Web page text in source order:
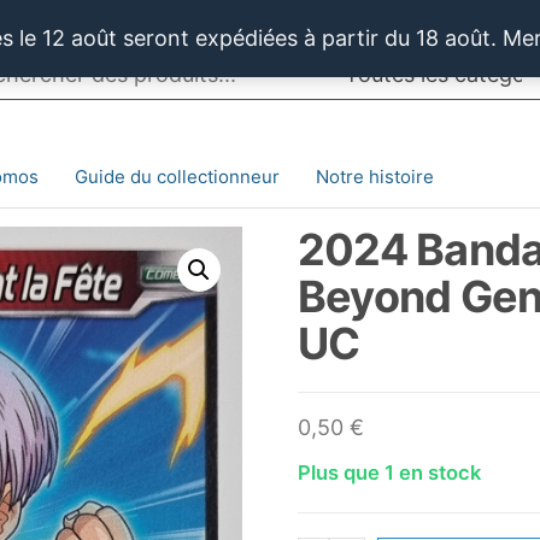
le 12 août seront expédiées à partir du 18 août.
Guide du collectionneur Notre histoire
2024
Beyond
UC
0,50 €
Plus que 1 en stock